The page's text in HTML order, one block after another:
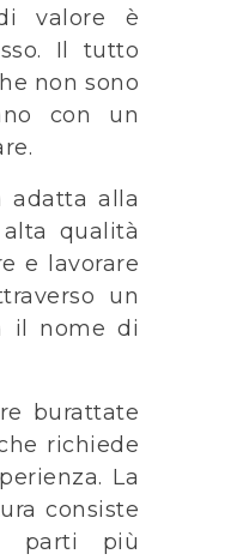
valore è
Il tutto
non sono
con un
adatta alla
qualità
e lavorare
un
il nome di
burattate
richiede
La
consiste
parti più